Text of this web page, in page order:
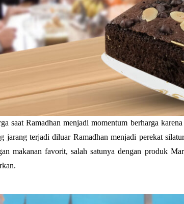
saat Ramadhan menjadi momentum berharga
jarang terjadi diluar Ramadhan menjadi perekat
makanan favorit, salah satunya dengan produk